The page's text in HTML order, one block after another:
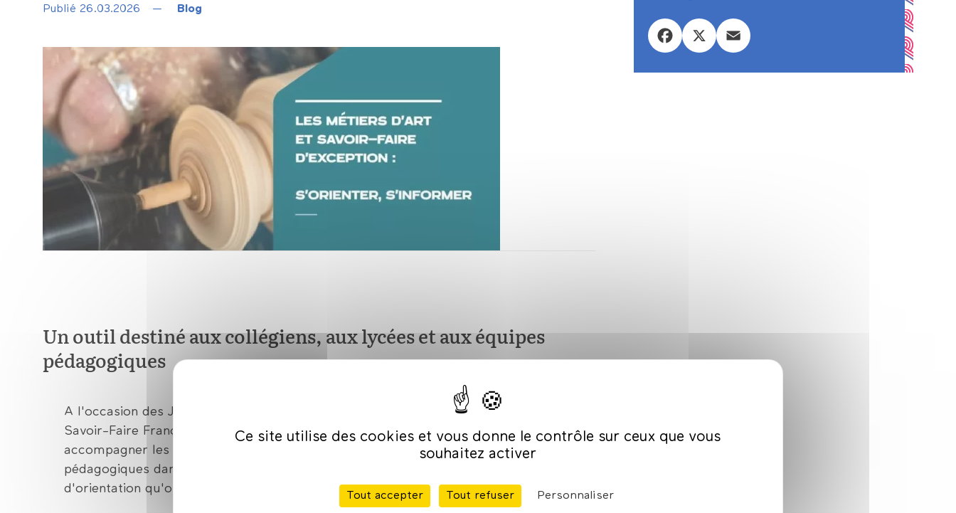
Publié 26.03.2026 — Blog
Un outil destiné aux collégiens, aux lycées et aux équipes
pédagogiques
A l'occasion des Journées Européennes des Métiers d'Art® 2026, l'Institut pour les
Savoir-Faire Français publie un nouveau livret d'orientation. Cet outil a vocation à
accompagner les collégiens, les lycéens, leurs familles et les équipes
pédagogiques dans la découverte des métiers d'art et des perspectives
d'orientation qu'offre ce secteur.
Facebook
X
Ce site utilise des cookies et vous donne le contrôle sur ceux que vous
souhaitez activer
Tout accepter Tout refuser Personnaliser